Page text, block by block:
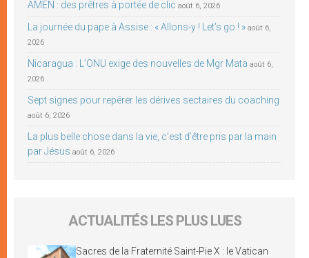
AMEN : des prêtres à portée de clic août 6, 2026
La journée du pape à Assise : « Allons-y ! Let’s go ! » août 6,
2026
Nicaragua : L’ONU exige des nouvelles de Mgr Mata août 6,
2026
Sept signes pour repérer les dérives sectaires du coaching
août 6, 2026
La plus belle chose dans la vie, c’est d’être pris par la main
par Jésus août 6, 2026
ACTUALITÉS LES PLUS LUES
Sacres de la Fraternité Saint-Pie X : le Vatican